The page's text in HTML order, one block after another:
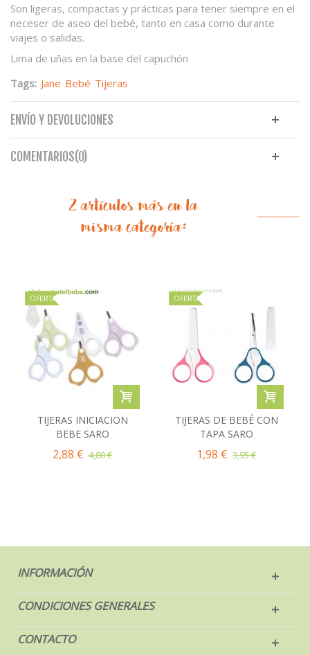
Son ligeras, compactas y prácticas para tener siempre en el
neceser de aseo del bebé, tanto en casa como durante
viajes o salidas.
Lima de uñas en la base del capuchón
Tags: Jane Bebé Tijeras
ENVÍO Y DEVOLUCIONES
COMENTARIOS(0)
2 artículos más en la
misma categoría:
OFERTA
TIJERAS INICIACION
BEBE SARO
2,88 € 4,80 €
OFERTA
TIJERAS DE BEBÉ CON
TAPA SARO
1,98 € 3,95 €
INFORMACIÓN
CONDICIONES GENERALES
CONTACTO